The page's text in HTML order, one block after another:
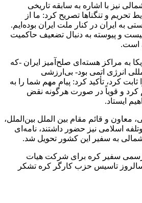
نیز با اشاره به سابقه تاریخی
و تنگناها تصریح کرد: ما از
به ایران در کنار ملت ایران بوده‌ایم.
و پیوسته به دنبال تضعیف حاکمیت
است.
به مراکز هسته‌ای صلح‌آمیز ایران -که
انرژی اتمی بود- بی‌ارزشی
ثابت کرد، تأکید کرد: پیام مهم شما را به
کرد و قویاً در صورت هرگونه نقض
ایستاد.
معاون و قائم مقام بین الملل بین‌الملل،
اسلامی نیز حضور داشتند، نامه‌ای
به سفیر این کشور تحویل شد.
رسمی سفیر کره برای شرکت هیات
تاسیس حزب کارگر کره تشکر